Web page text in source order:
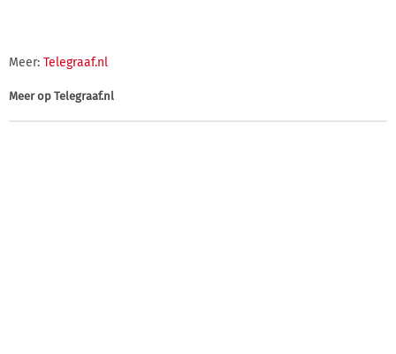
Meer: Telegraaf.nl
Meer op Telegraaf.nl